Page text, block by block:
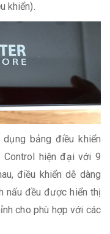
khiển).
dụng bảng điều khiển
hiện đại với 9
điều khiển dễ dàng
nấu đều được hiển thị
cho phù hợp với các